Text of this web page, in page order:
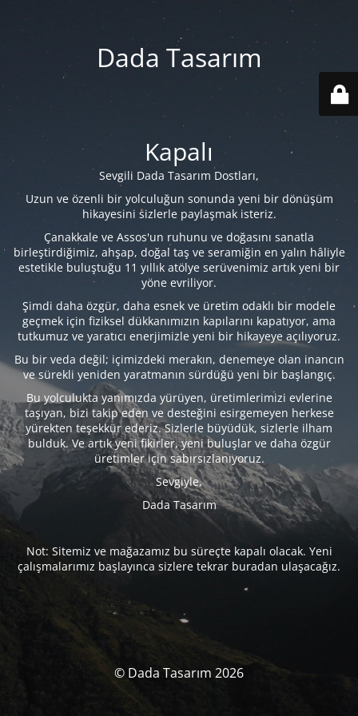
Dada Tasarım
Kapalı
Sevgili Dada Tasarım Dostları,
Uzun ve özenli bir yolculuğun sonunda yeni bir dönüşüm
hikayesini sizlerle paylaşmak isteriz.
Çanakkale ve Assos'un ruhunu ve doğasını sanatla
birleştirdiğimiz, ahşap, doğal taş ve seramiğin en yalın hâliyle
estetikle buluştuğu 11 yıllık atölye serüvenimiz artık yeni bir
yöne evriliyor.
Şimdi daha özgür, daha esnek ve üretim odaklı bir modele
geçmek için fiziksel dükkanımızın kapılarını kapatıyor, ama
tutkumuz ve yaratıcı enerjimizle yeni bir hikayeye açılıyoruz.
Bu bir veda değil; içimizdeki merakın, denemeye olan inancın
ve sürekli yeniden yaratmanın sürdüğü yeni bir başlangıç.
Bu yolculukta yanımızda yürüyen, üretimlerimizi evlerine
taşıyan, bizi takip eden ve desteğini esirgemeyen herkese
yürekten teşekkür ederiz. Sizlerle büyüdük, sizlerle ilham
bulduk. Ve artık yeni fikirler, yeni buluşlar ve daha özgür
üretimler için sabırsızlanıyoruz.
Sevgiyle,
Dada Tasarım
Not: Sitemiz ve mağazamız bu süreçte kapalı olacak. Yeni
çalışmalarımız başlayınca sizlere tekrar buradan ulaşacağız.
© Dada Tasarım 2026